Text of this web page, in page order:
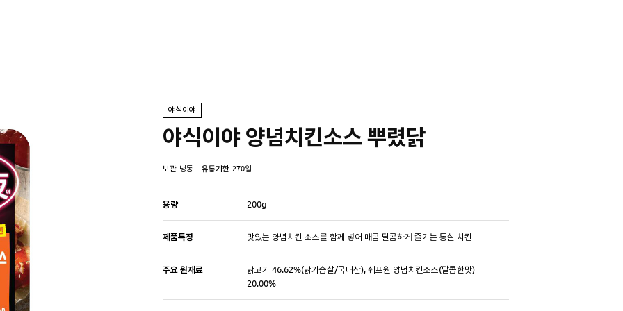
야식이야
야식이야 양념치킨소스 뿌렸닭
보관 냉동 유통기한 270일
용량 200g
제품특징 맛있는 양념치킨 소스를 함께 넣어 매콤 달콤하게 즐기는 통살 치킨
주요 원재료
닭고기 46.62%(닭가슴살/국내산), 쉐프원 양념치킨소스(달콤한맛)
20.00%